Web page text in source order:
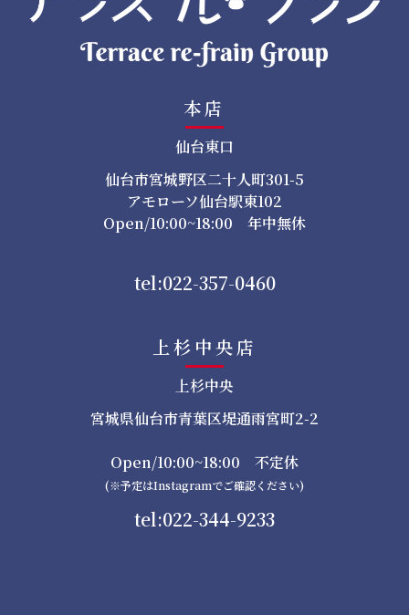
本店
仙台東口
仙台市宮城野区二十人町301-5
アモローソ仙台駅東102
Open/10:00~18:00 年中無休
tel:022-357-0460
上杉中央店
上杉中央
宮城県仙台市青葉区堤通雨宮町2-2
Open/10:00~18:00 不定休
(※予定はInstagramでご確認ください)
tel:022-344-9233